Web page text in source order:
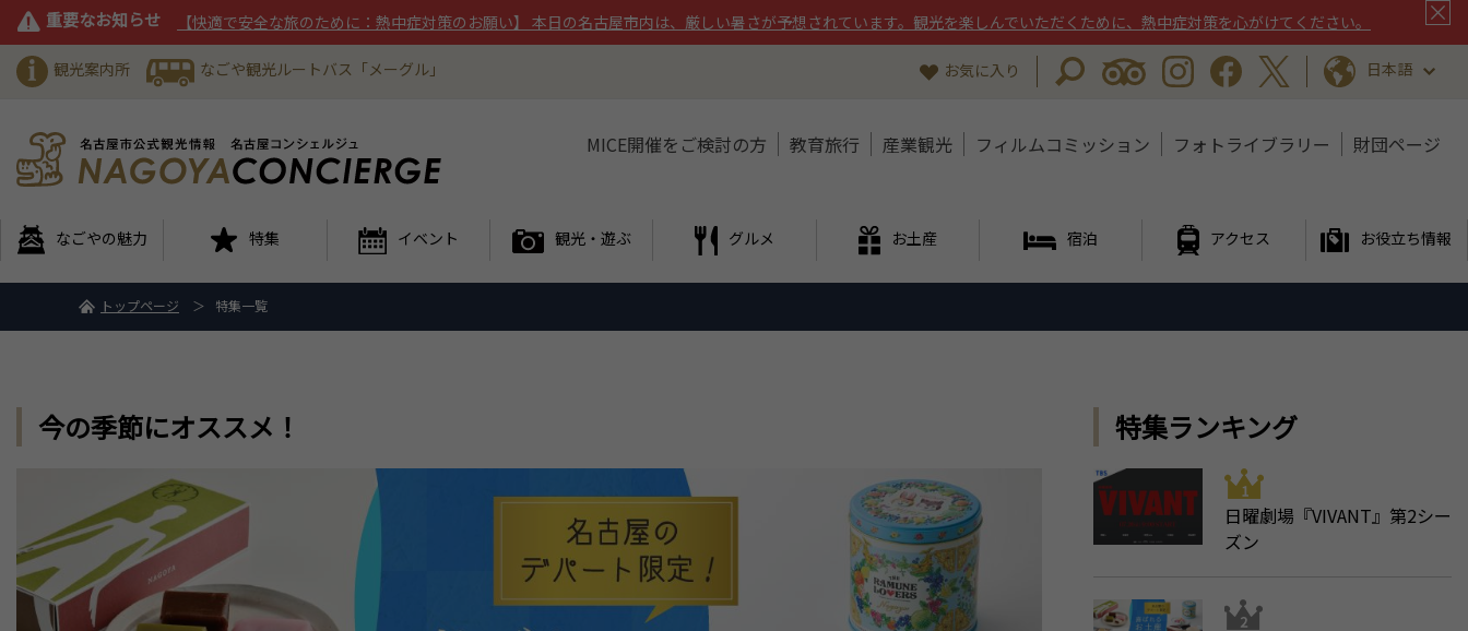
重要なお知らせ 【快適で安全な旅のために：熱中症対策のお願い】 本日の名古屋市内は、厳しい暑さが予想されています。観光を楽しんでいただくために、熱中症対策を心がけてください。
観光案内所 なごや観光ルートバス「メーグル」 お気に入り 日本語
MICE開催をご検討の方 教育旅行 産業観光 フィルムコミッション フォトライブラリー 財団ページ
なごやの魅力 特集 イベント 観光・遊ぶ グルメ お土産 宿泊 アクセス お役立ち情報
トップページ 特集一覧
今の季節にオススメ！ 特集ランキング
日曜劇場『VIVANT』第2シー
ズン